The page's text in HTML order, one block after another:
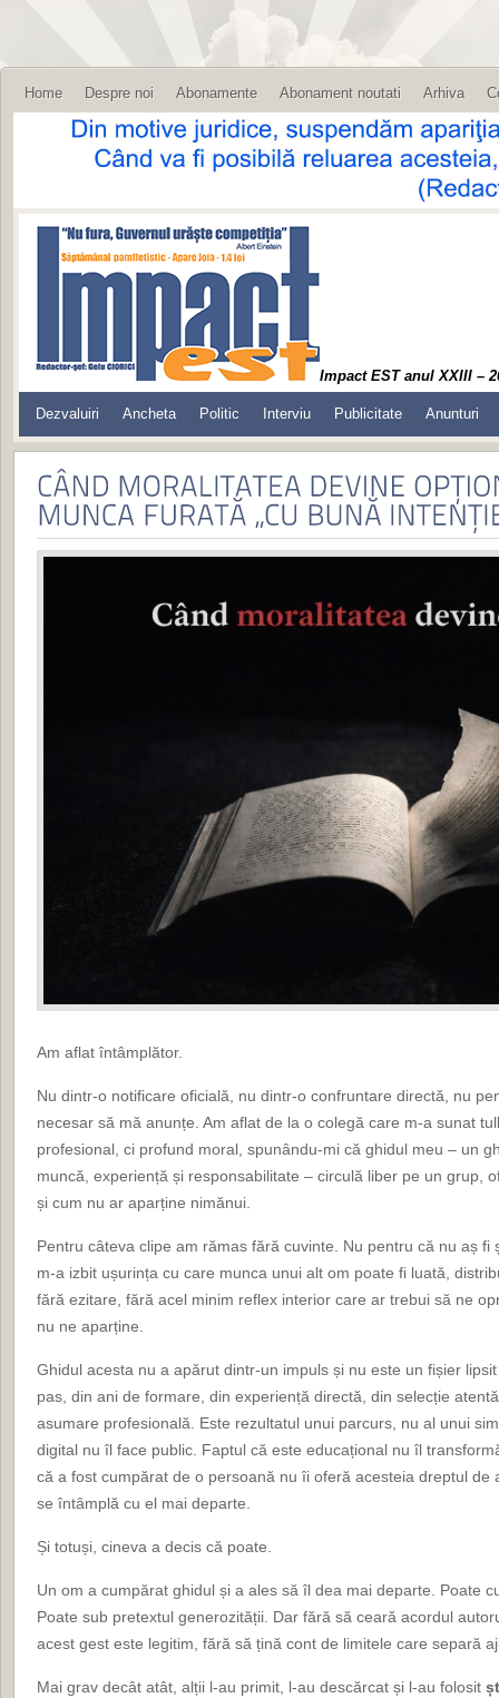
Home Despre noi Abonamente Abonament noutati Arhiva
Impact EST anul XXIII –
Dezvaluiri Ancheta Politic Interviu Publicitate Anunturi
Am aflat întâmplător.
Nu dintr-o notificare oficială, nu dintr-o confruntare directă, nu
necesar să mă anunțe. Am aflat de la o colegă care m-a sunat
profesional, ci profund moral, spunându-mi că ghidul meu – un
muncă, experiență și responsabilitate – circulă liber pe un grup,
și cum nu ar aparține nimănui.
Pentru câteva clipe am rămas fără cuvinte. Nu pentru că nu aș fi
m-a izbit ușurința cu care munca unui alt om poate fi luată,
fără ezitare, fără acel minim reflex interior care ar trebui să ne
nu ne aparține.
Ghidul acesta nu a apărut dintr-un impuls și nu este un fișier
pas, din ani de formare, din experiență directă, din selecție
asumare profesională. Este rezultatul unui parcurs, nu al unui
digital nu îl face public. Faptul că este educațional nu îl
că a fost cumpărat de o persoană nu îi oferă acesteia dreptul de
se întâmplă cu el mai departe.
Și totuși, cineva a decis că poate.
Un om a cumpărat ghidul și a ales să îl dea mai departe. Poate
Poate sub pretextul generozității. Dar fără să ceară acordul
acest gest este legitim, fără să țină cont de limitele care separă
Mai grav decât atât, alții l-au primit, l-au descărcat și l-au folosit